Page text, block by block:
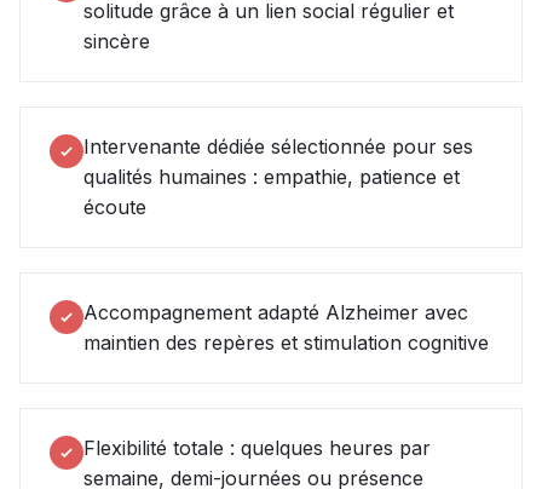
solitude grâce à un lien social régulier et
sincère
Intervenante dédiée sélectionnée pour ses
qualités humaines : empathie, patience et
écoute
Accompagnement adapté Alzheimer avec
maintien des repères et stimulation cognitive
Flexibilité totale : quelques heures par
semaine, demi-journées ou présence